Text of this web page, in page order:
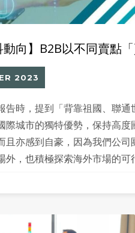
動向】B2B以不同賣點
2023
告時，提到「背靠祖國、聯通
際城市的獨特優勢，保持高度
亦感到自豪，因為我們公司
外，也積極探索海外市場的可